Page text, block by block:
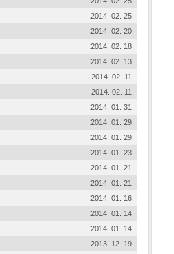
2014. 02. 25.
2014. 02. 20.
2014. 02. 18.
2014. 02. 13.
2014. 02. 11.
2014. 02. 11.
2014. 01. 31.
2014. 01. 29.
2014. 01. 29.
2014. 01. 23.
2014. 01. 21.
2014. 01. 21.
2014. 01. 16.
2014. 01. 14.
2014. 01. 14.
2013. 12. 19.